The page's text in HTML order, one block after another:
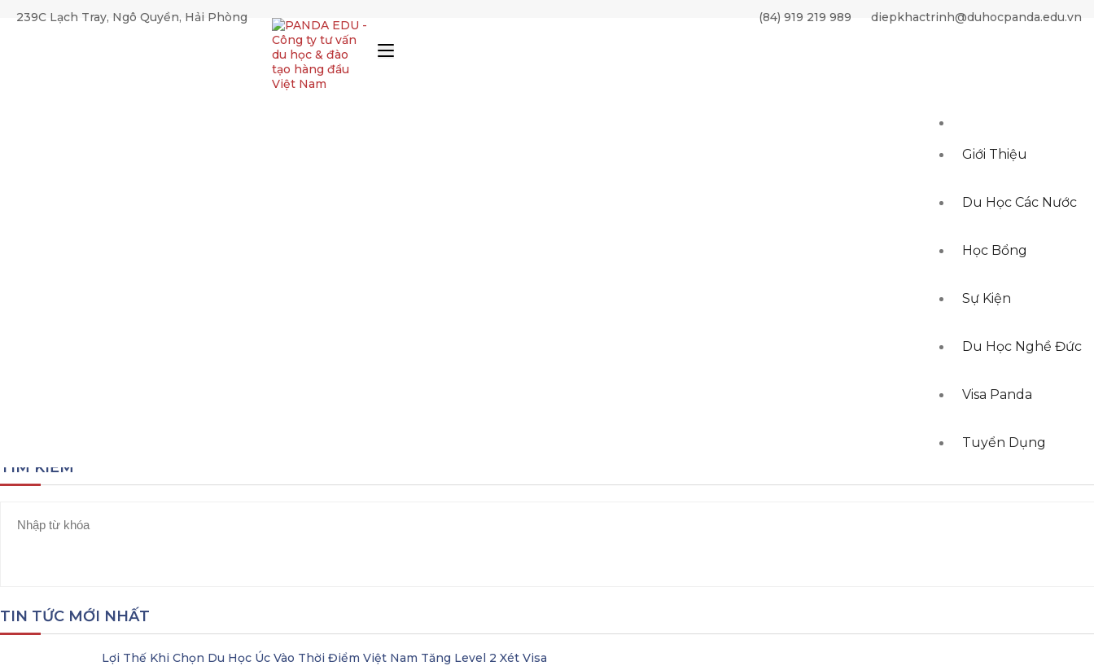
239C Lạch Tray, Ngô Quyền, Hải Phòng (84) 919 219 989 diepkhactrinh@duhocpanda.edu.vn
Giới Thiệu
Du Học Các Nước
Học Bổng
Sự Kiện
Du Học Nghề Đức
Visa Panda
Tuyển Dụng
TÌM KIẾM
TIN TỨC MỚI NHẤT
Lợi Thế Khi Chọn Du Học Úc Vào Thời Điểm Việt Nam Tăng Level 2 Xét Visa